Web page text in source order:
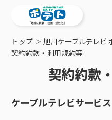
ご検討中の方
ご検討中の方
ご加入中の方
ご加入中の方
サービス案内
トップ
旭川ケーブルテレビ
契約約款・利用規約等
契約約款
ケーブルテレビサービス